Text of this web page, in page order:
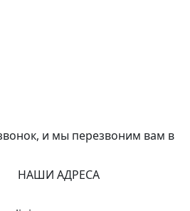
и мы перезвоним вам в
НАШИ АДРЕСА